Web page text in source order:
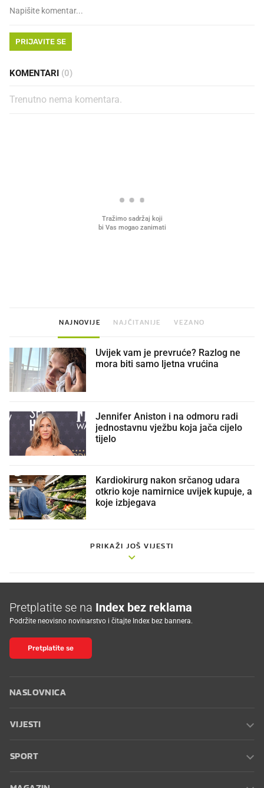
PRIJAVITE SE
KOMENTARI (0)
Trenutno nema komentara.
NAJNOVIJE NAJČITANIJE VEZANO
Uvijek vam je prevruće? Razlog ne
mora biti samo ljetna vrućina
Jennifer Aniston i na odmoru radi
jednostavnu vježbu koja jača cijelo
tijelo
Kardiokirurg nakon srčanog udara
otkrio koje namirnice uvijek kupuje, a
koje izbjegava
PRIKAŽI JOŠ VIJESTI
Pretplatite se na Index bez reklama
Podržite neovisno novinarstvo i čitajte Index bez bannera.
Pretplatite se
NASLOVNICA
VIJESTI
SPORT